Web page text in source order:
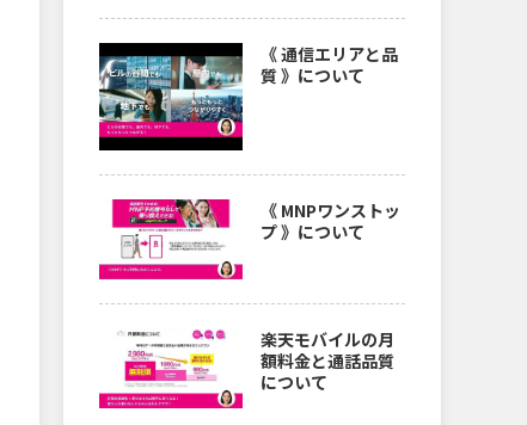
《 通信エリアと品
質 》について
《 MNPワンストッ
プ 》について
楽天モバイルの月
額料金と通話品質
について